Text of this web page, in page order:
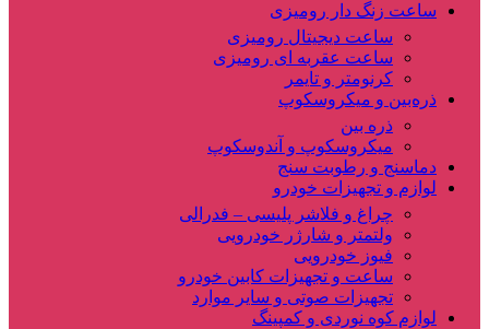
ساعت زنگ دار رومیزی
ساعت دیجیتال رومیزی
ساعت عقربه ای رومیزی
کرنومتر و تایمر
ذره‌بین و میکروسکوپ
ذره بین
میکروسکوپ و آندوسکوپ
دماسنج و رطوبت سنج
لوازم و تجهیزات خودرو
چراغ و فلاشر پلیسی – فدرالی
ولتمتر و شارژر خودرویی
فیوز خودرویی
ساعت و تجهیزات کابین خودرو
تجهیزات صوتی و سایر موارد
لوازم کوه نوردی و کمپینگ